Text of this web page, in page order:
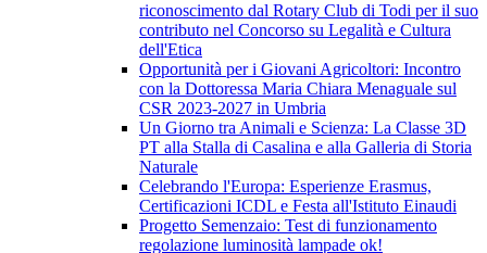
riconoscimento dal Rotary Club di Todi per il suo
contributo nel Concorso su Legalità e Cultura
dell'Etica
Opportunità per i Giovani Agricoltori: Incontro
con la Dottoressa Maria Chiara Menaguale sul
CSR 2023-2027 in Umbria
Un Giorno tra Animali e Scienza: La Classe 3D
PT alla Stalla di Casalina e alla Galleria di Storia
Naturale
Celebrando l'Europa: Esperienze Erasmus,
Certificazioni ICDL e Festa all'Istituto Einaudi
Progetto Semenzaio: Test di funzionamento
regolazione luminosità lampade ok!